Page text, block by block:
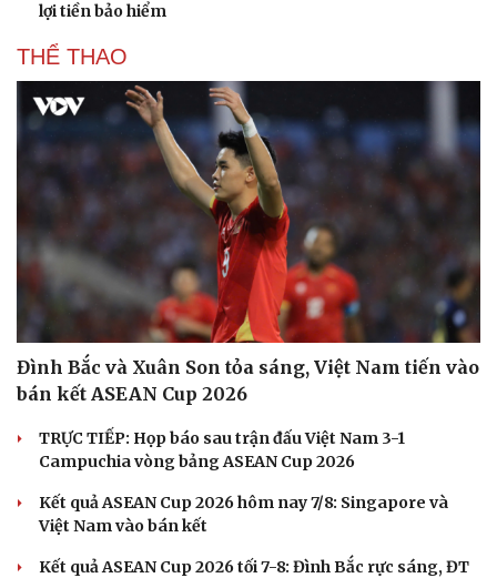
Tư vấn
check-in
Cửa sổ tình yêu
Kể chuyện cho bé
Hạt giống tâm hồn
lợi tiền bảo hiểm
THỂ THAO
Đình Bắc và Xuân Son tỏa sáng, Việt Nam tiến vào
bán kết ASEAN Cup 2026
TRỰC TIẾP: Họp báo sau trận đấu Việt Nam 3-1
Campuchia vòng bảng ASEAN Cup 2026
Kết quả ASEAN Cup 2026 hôm nay 7/8: Singapore và
Việt Nam vào bán kết
Kết quả ASEAN Cup 2026 tối 7-8: Đình Bắc rực sáng, ĐT